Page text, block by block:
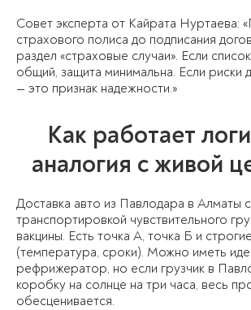
Совет эксперта от Кайрата Нуртаева:
страхового полиса до подписания
раздел «страховые случаи». Если
общий, защита минимальна. Если риски
— это признак надежности.»
Как работает
аналогия с живой
Доставка авто из Павлодара в Алматы
транспортировкой чувствительного
вакцины. Есть точка А, точка Б и
(температура, сроки). Можно иметь
рефрижератор, но если грузчик в
коробку на солнце на три часа, весь
обесценивается.